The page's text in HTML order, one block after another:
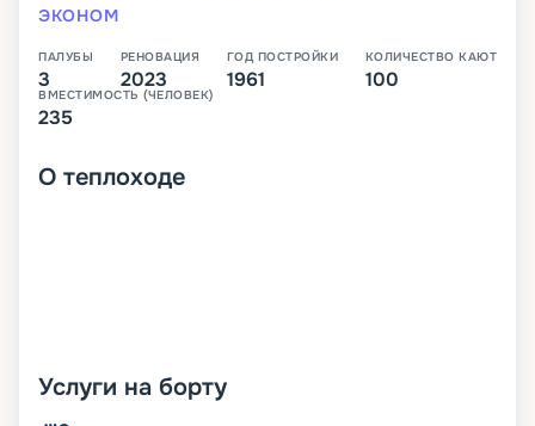
ЭКОНОМ
ПАЛУБЫ
3
РЕНОВАЦИЯ
2023
ГОД ПОСТРОЙКИ
1961
КОЛИЧЕСТВО КАЮТ
100
ВМЕСТИМОСТЬ (ЧЕЛОВЕК)
235
О теплоходе
Услуги на борту